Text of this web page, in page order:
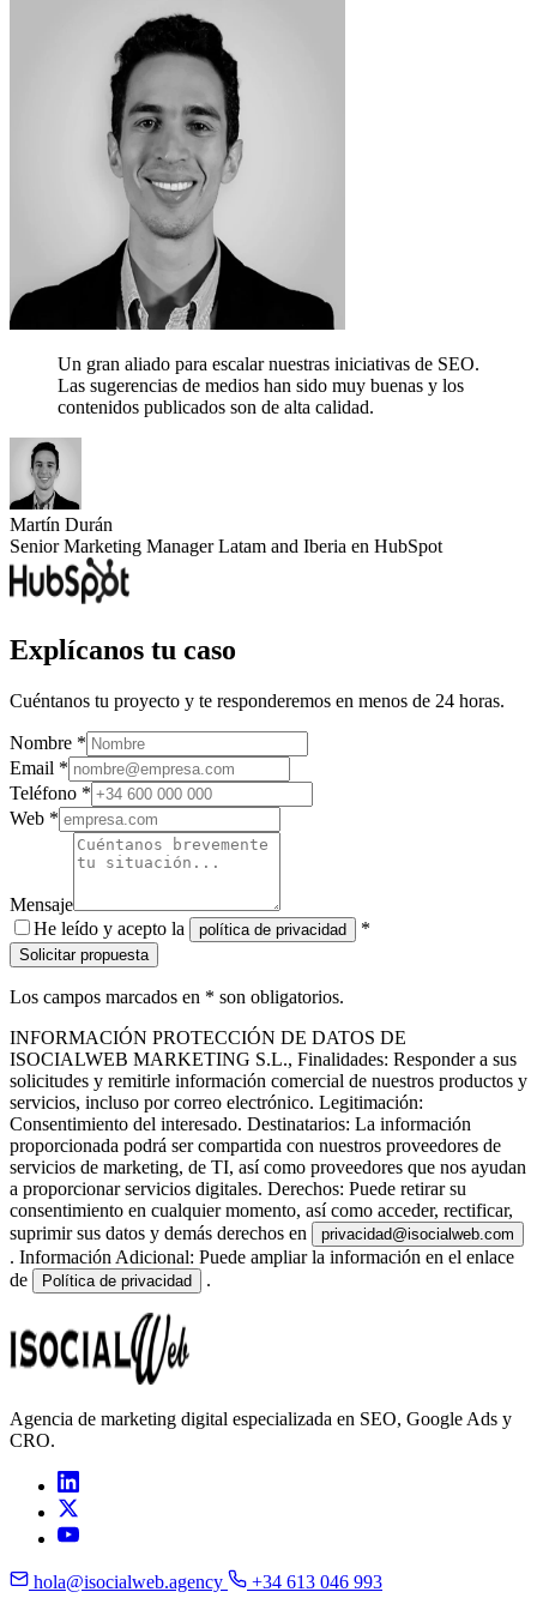
Un gran aliado para escalar nuestras iniciativas de SEO.
Las sugerencias de medios han sido muy buenas y los
contenidos publicados son de alta calidad.
Martín Durán
Senior Marketing Manager Latam and Iberia en HubSpot
Explícanos tu caso
Cuéntanos tu proyecto y te responderemos en menos de 24 horas.
Nombre *
Email *
Teléfono *
Web *
Mensaje
He leído y acepto la
política de privacidad *
Solicitar propuesta
Los campos marcados en * son obligatorios.
INFORMACIÓN PROTECCIÓN DE DATOS DE
ISOCIALWEB MARKETING S.L., Finalidades: Responder a sus
solicitudes y remitirle información comercial de nuestros productos y
servicios, incluso por correo electrónico. Legitimación:
Consentimiento del interesado. Destinatarios: La información
proporcionada podrá ser compartida con nuestros proveedores de
servicios de marketing, de TI, así como proveedores que nos ayudan
a proporcionar servicios digitales. Derechos: Puede retirar su
consentimiento en cualquier momento, así como acceder, rectificar,
suprimir sus datos y demás derechos en
privacidad@isocialweb.com
. Información Adicional: Puede ampliar la información en el enlace
de
Política de privacidad .
Agencia de marketing digital especializada en SEO, Google Ads y
CRO.
hola@isocialweb.agency +34 613 046 993